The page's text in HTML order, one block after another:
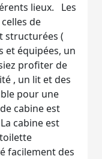
lieux. Les
de
structurées (
et équipées, un
profiter de
, un lit et des
pour une
cabine est
cabine est
facilement des